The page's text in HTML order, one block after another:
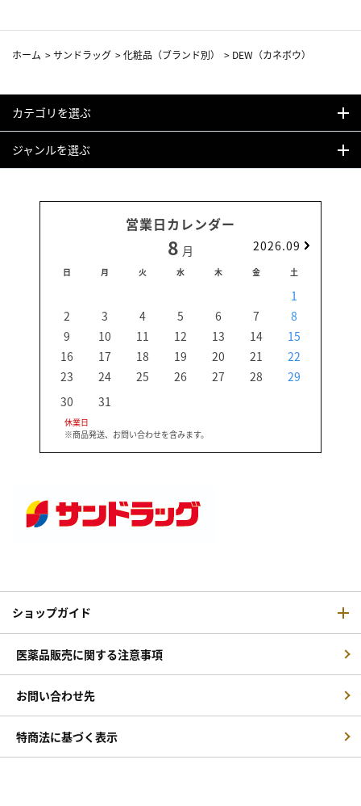
ホーム >サンドラッグ >化粧品（ブランド別） > DEW（カネボウ）
カテゴリを選ぶ
ジャンルを選ぶ
営業日カレンダー
8 月 2026.09
日 月 火 水 木 金 土
1
2
3 4 5 6 7
8
9
10 11 12 13 14
15
16
17 18 19 20 21
22
23
24 25 26 27 28
29
30
31
休業日
※商品発送、お問い合わせを含みます。
ショップガイド
医薬品販売に関する注意事項
お問い合わせ先
特商法に基づく表示